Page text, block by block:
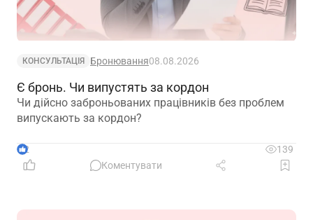
КОНСУЛЬТАЦІЯ Бронювання08.08.2026
Є бронь. Чи випустять за кордон
Чи дійсно заброньованих працівників без проблем
випускають за кордон?
2
139
Коментувати